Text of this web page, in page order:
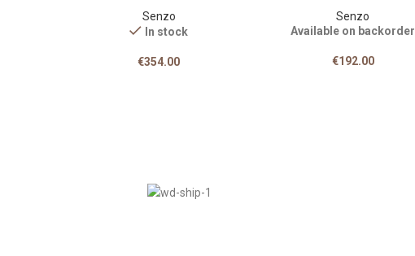
Senzo
In stock
€354.00
Senzo
Available on backorder
€192.00